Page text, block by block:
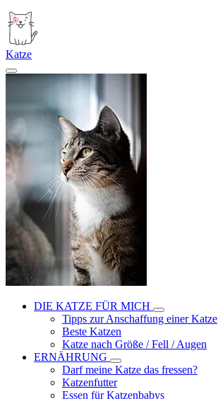
Katze
DIE KATZE FÜR MICH
Tipps zur Anschaffung einer Katze
Beste Katzen
Katze nach Größe / Fell / Augen
ERNÄHRUNG
Darf meine Katze das fressen?
Katzenfutter
Essen für Katzenbabys